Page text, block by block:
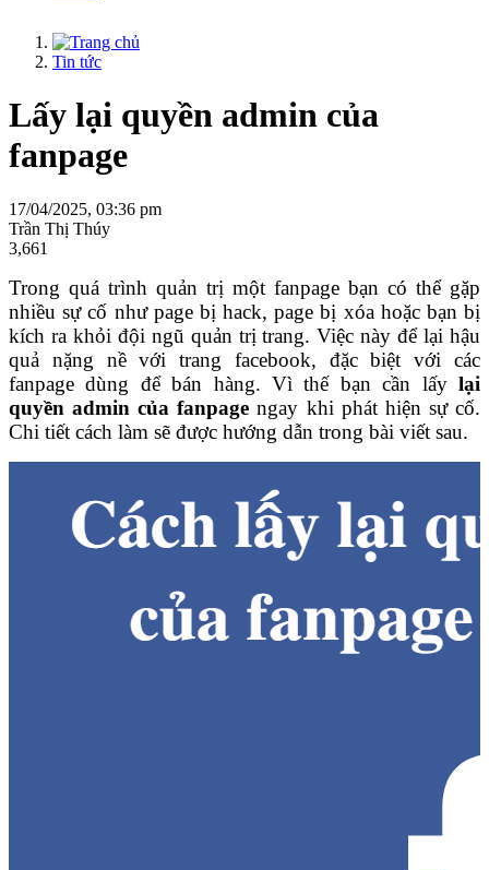
Tin tức
Lấy lại quyền admin của
fanpage
17/04/2025, 03:36 pm
Trần Thị Thúy
3,661
Trong quá trình quản trị một fanpage bạn có thể gặp
nhiều sự cố như page bị hack, page bị xóa hoặc bạn bị
kích ra khỏi đội ngũ quản trị trang. Việc này để lại hậu
quả nặng nề với trang facebook, đặc biệt với các
fanpage dùng để bán hàng. Vì thế bạn cần lấy lại
quyền admin của fanpage ngay khi phát hiện sự cố.
Chi tiết cách làm sẽ được hướng dẫn trong bài viết sau.